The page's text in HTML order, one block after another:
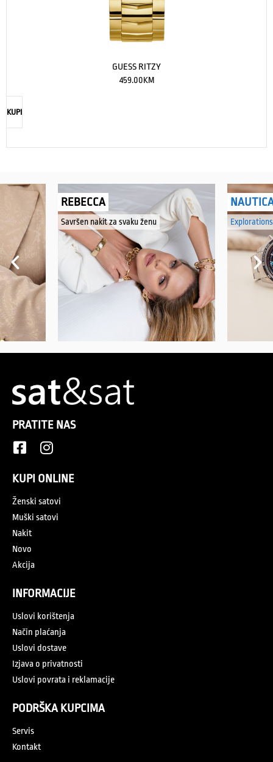
GUESS RITZY
459.00KM
KUPI
REBECCA
Savršen nakit za svaku ženu
PRATITE NAS
KUPI ONLINE
Ženski satovi
Muški satovi
Nakit
Novo
Akcija
INFORMACIJE
Uslovi korištenja
Način plaćanja
Uslovi dostave
Izjava o privatnosti
Uslovi povrata i reklamacije
PODRŠKA KUPCIMA
Servis
Kontakt